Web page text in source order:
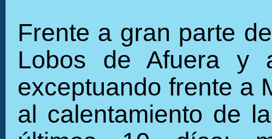
Frente a gran parte
Lobos de Afuera y
exceptuando frente a
al calentamiento de